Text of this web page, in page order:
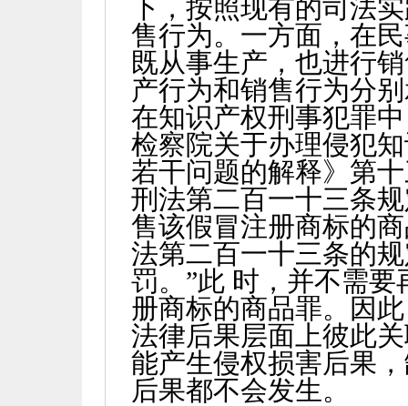
下，按照现有的司法
售行为。一方面，在
既从事生产，也进行
产行为和销售行为分
在知识产权刑事犯罪
检察院关于办理侵犯
若干问题的解释》第
刑法第二百一十三条
售该假冒注册商标的
法第二百一十三条的
罚。”此 时，并不需
册商标的商品罪。因
法律后果层面上彼此
能产生侵权损害后果
后果都不会发生。